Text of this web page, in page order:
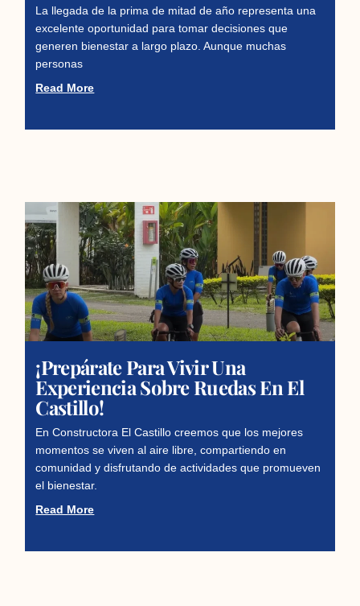
La llegada de la prima de mitad de año representa una
excelente oportunidad para tomar decisiones que
generen bienestar a largo plazo. Aunque muchas
personas
Read More
¡Prepárate Para Vivir Una
Experiencia Sobre Ruedas En El
Castillo!
En Constructora El Castillo creemos que los mejores
momentos se viven al aire libre, compartiendo en
comunidad y disfrutando de actividades que promueven
el bienestar.
Read More